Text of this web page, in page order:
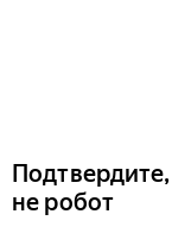
не робот